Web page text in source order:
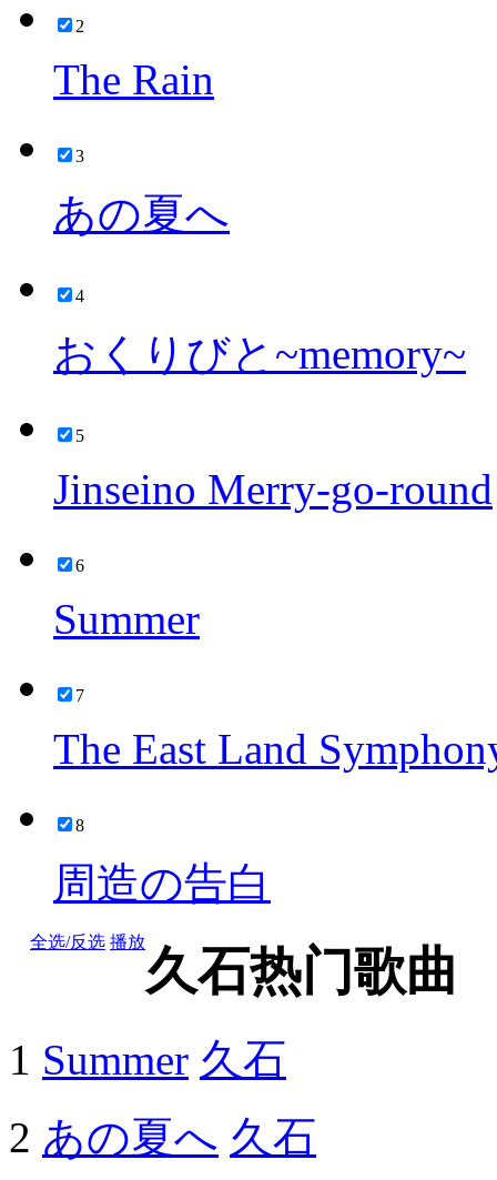
2
The Rain
3
あの夏へ
4
おくりびと~memory~
5
Jinseino Merry-go-round
6
Summer
7
The East Land
8
周造の告白
全选/反选 播放
久石热门歌曲
1 Summer 久石
2 あの夏へ 久石